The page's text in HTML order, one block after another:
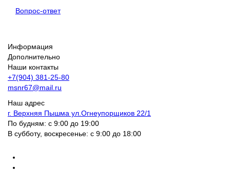
Вопрос-ответ
Информация
Дополнительно
Наши контакты
+7(904) 381-25-80
msnr67@mail.ru
Наш адрес
г. Верхняя Пышма ул.Огнеупорщиков 22/1
По будням: с 9:00 до 19:00
В субботу, воскресенье: с 9:00 до 18:00